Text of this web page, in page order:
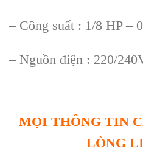
– Công suất : 1/8 HP –
– Nguồn điện : 220/
MỌI THÔNG TIN
LÒNG